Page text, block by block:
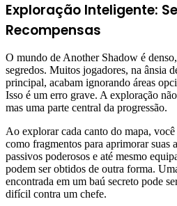
Exploração Inteligente:
Recompensas
O mundo de Another Shadow é
segredos. Muitos jogadores, na ânsia
principal, acabam ignorando áreas
Isso é um erro grave. A exploração
mas uma parte central da progressão.
Ao explorar cada canto do mapa,
como fragmentos para aprimorar suas
passivos poderosos e até mesmo
podem ser obtidos de outra forma.
encontrada em um baú secreto pode
difícil contra um chefe.